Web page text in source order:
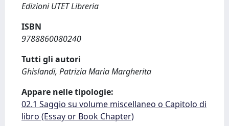
Edizioni UTET Libreria
ISBN
9788860080240
Tutti gli autori
Ghislandi, Patrizia Maria Margherita
Appare nelle tipologie:
02.1 Saggio su volume miscellaneo o Capitolo di
libro (Essay or Book Chapter)